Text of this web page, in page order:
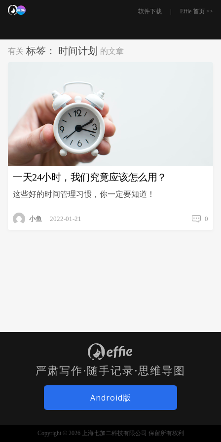
软件下载 | Effie 首页 >>
有关 标签： 时间计划 的文章
一天24小时，我们究竟应该怎么用？
这些好的时间管理习惯，你一定要知道！
小鱼 2022-01-21 0
严肃写作·随手记录·思维导图
Android版
Copyright © 2026 上海七加二科技有限公司 保留所有权利